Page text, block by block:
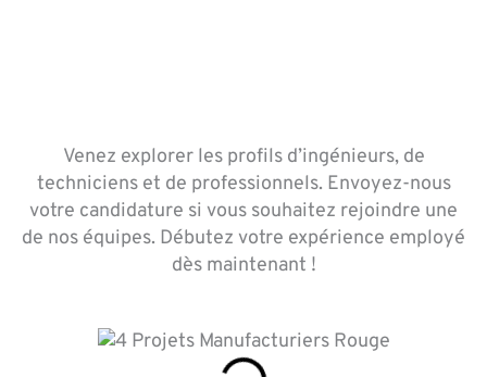
Venez explorer les profils d’ingénieurs, de
techniciens et de professionnels. Envoyez-nous
votre candidature si vous souhaitez rejoindre une
de nos équipes. Débutez votre expérience employé
dès maintenant !